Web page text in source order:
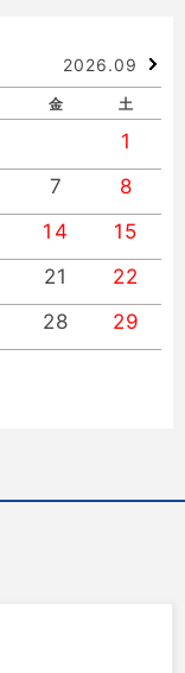
2026.09
金 土
1
7
8
14
15
21
22
28 29